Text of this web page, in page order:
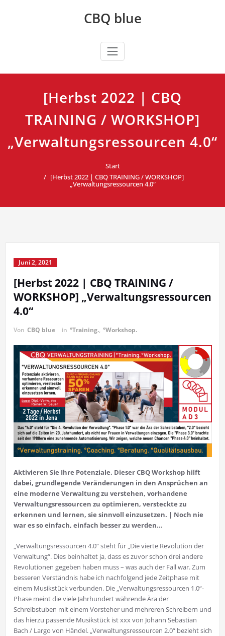
CBQ blue
[Herbst 2022 | CBQ
TRAINING / WORKSHOP]
„Verwaltungsressourcen 4.0“
Start
[Herbst 2022 | CBQ TRAINING / WORKSHOP]
„Verwaltungsressourcen 4.0“
Juni 2, 2021
[Herbst 2022 | CBQ TRAINING /
WORKSHOP] „Verwaltungsressourcen
4.0“
Von CBQ blue in °Training., °Workshop.
Aktivieren Sie Ihre Potenziale. Dieser CBQ Workshop hilft
dabei, grundlegende Veränderungen in den Ansprüchen an
eine moderne Verwaltung zu verstehen, vorhandene
Verwaltungsressourcen zu optimieren, versteckte zu
erkennen und lernen, sie sinnvoll einzusetzen. | Noch nie
war es so einfach, einfach besser zu werden…
„Verwaltungsressourcen 4.0“ steht für „Die vierte Revolution der
Verwaltung“. Dies beinhaltet ja, dass es zuvor schon drei andere
Revolutionen gegeben haben muss – was auch der Fall war. Zum
besseren Verständnis habe ich nachfolgend jede Zeitphase mit
einem Musikstück verbunden. Die „Verwaltungsressourcen 1.0“-
Phase meint die viele Jahrhundert währende Ära der
Schreibstuben mit einem Vorsteher und mehreren Schreibern und
das hierzu passende Musikstück ist xxx von Johann Sebastian
Bach / Largo von Händel. „Verwaltungsressourcen 2.0“ bezieht sich